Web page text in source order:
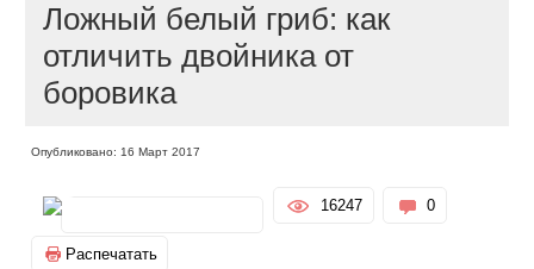
Ложный белый гриб: как
отличить двойника от
боровика
Опубликовано: 16 Март 2017
16247 0
Распечатать